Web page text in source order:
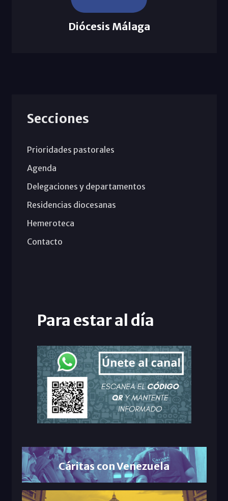
Diócesis Málaga
Secciones
Prioridades pastorales
Agenda
Delegaciones y departamentos
Residencias diocesanas
Hemeroteca
Contacto
Para estar al día
Cáritas con Venezuela